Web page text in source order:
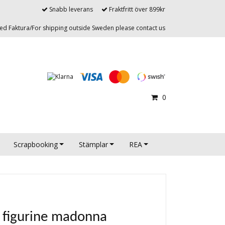
Snabb leverans Fraktfritt över 899kr
Faktura/For shipping outside Sweden please contact us
0
Scrapbooking Stämplar REA
madonna